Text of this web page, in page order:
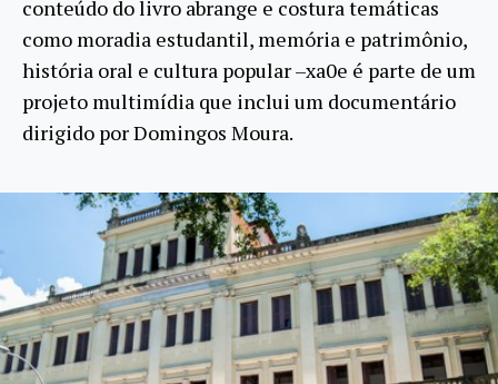
conteúdo do livro abrange e costura temáticas
como moradia estudantil, memória e patrimônio,
história oral e cultura popular –xa0e é parte de um
projeto multimídia que inclui um documentário
dirigido por Domingos Moura.